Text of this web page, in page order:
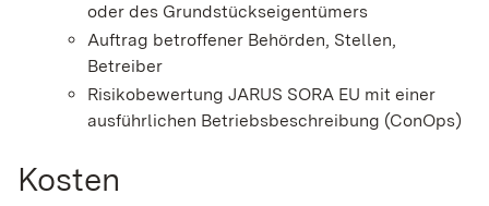
oder des Grundstückseigentümers
Auftrag betroffener Behörden, Stellen,
Betreiber
Risikobewertung JARUS SORA EU mit einer
ausführlichen Betriebsbeschreibung (ConOps)
Kosten